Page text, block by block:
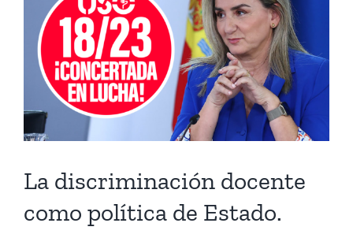
La discriminación docente
como política de Estado.